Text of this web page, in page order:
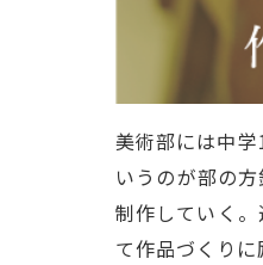
美術部には中
いうのが部の
制作していく
て作品づくり